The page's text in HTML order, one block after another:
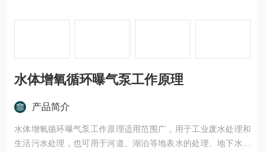
水体增氧循环曝气泵工作原理
产品简介
水体增氧循环曝气泵工作原理适用范围广，用于工业废水处理和
生活污水处理，也可用于河道、湖泊等地表水的处理、地下水除